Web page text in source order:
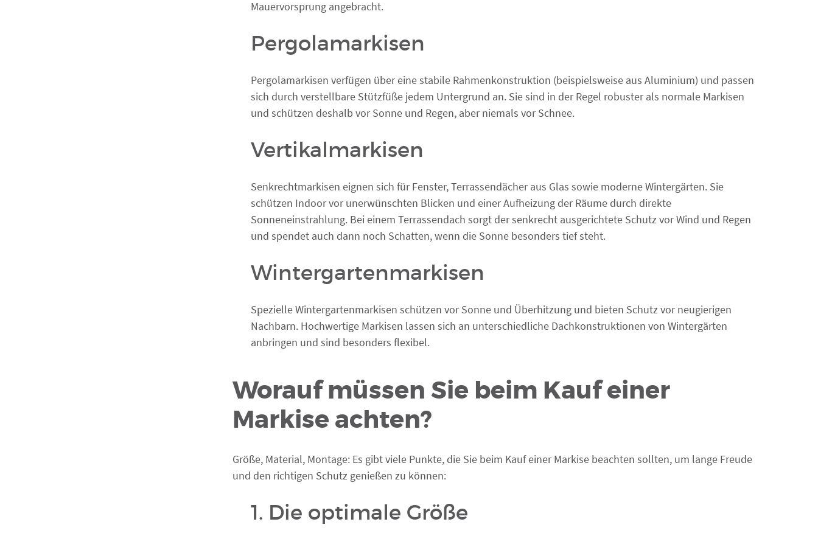
Mauervorsprung angebracht.
Pergolamarkisen
Pergolamarkisen verfügen über eine stabile Rahmenkonstruktion (beispielsweise aus Aluminium) und passen
sich durch verstellbare Stützfüße jedem Untergrund an. Sie sind in der Regel robuster als normale Markisen
und schützen deshalb vor Sonne und Regen, aber niemals vor Schnee.
Vertikalmarkisen
Senkrechtmarkisen eignen sich für Fenster, Terrassendächer aus Glas sowie moderne Wintergärten. Sie
schützen Indoor vor unerwünschten Blicken und einer Aufheizung der Räume durch direkte
Sonneneinstrahlung. Bei einem Terrassendach sorgt der senkrecht ausgerichtete Schutz vor Wind und Regen
und spendet auch dann noch Schatten, wenn die Sonne besonders tief steht.
Wintergartenmarkisen
Spezielle Wintergartenmarkisen schützen vor Sonne und Überhitzung und bieten Schutz vor neugierigen
Nachbarn. Hochwertige Markisen lassen sich an unterschiedliche Dachkonstruktionen von Wintergärten
anbringen und sind besonders flexibel.
Worauf müssen Sie beim Kauf einer
Markise achten?
Größe, Material, Montage: Es gibt viele Punkte, die Sie beim Kauf einer Markise beachten sollten, um lange Freude
und den richtigen Schutz genießen zu können:
1. Die optimale Größe